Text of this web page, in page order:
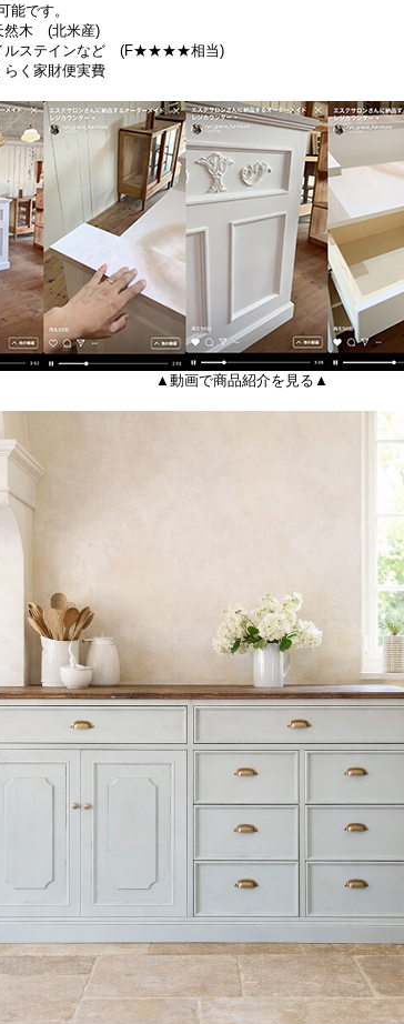
です。
然木 (北米産)
ルステインなど (F★★★★相当)
く家財便実費
▲動画で商品紹介を見る▲